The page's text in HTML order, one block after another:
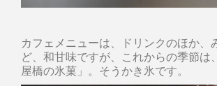
カフェメニューは、ドリンクのほか、
ど、和甘味ですが、これからの季節は
屋橋の氷菓」。そうかき氷です。